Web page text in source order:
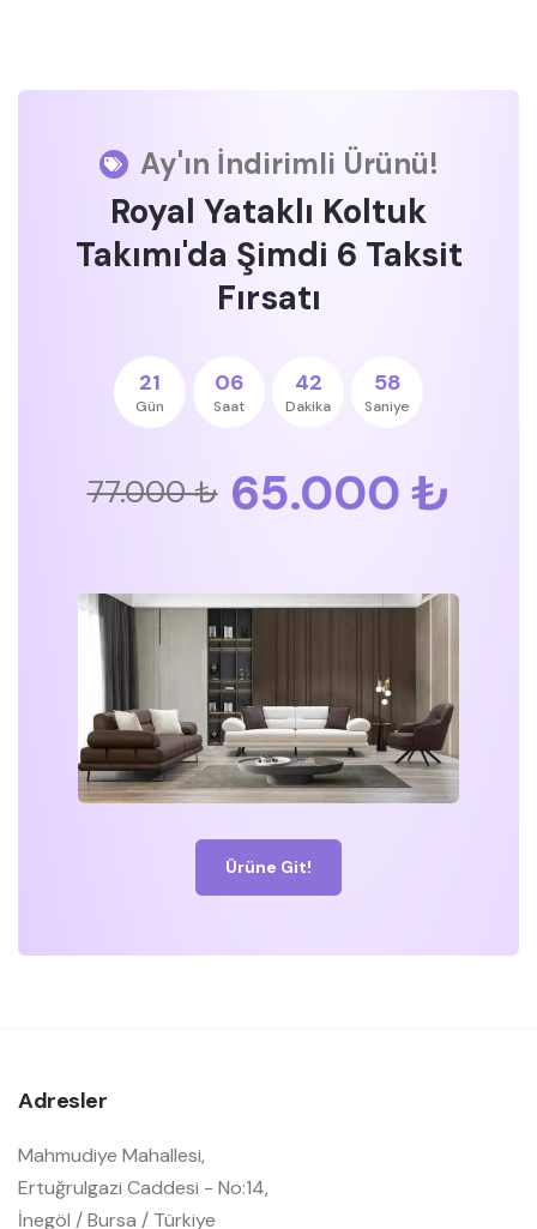
Ay'ın İndirimli Ürünü!
Royal Yataklı Koltuk
Takımı'da Şimdi 6 Taksit
Fırsatı
21
Gün
06
Saat
42
Dakika
57
Saniye
77.000 ₺ 65.000 ₺
Ürüne Git!
Adresler
Mahmudiye Mahallesi,
Ertuğrulgazi Caddesi - No:14,
İnegöl / Bursa / Türkiye